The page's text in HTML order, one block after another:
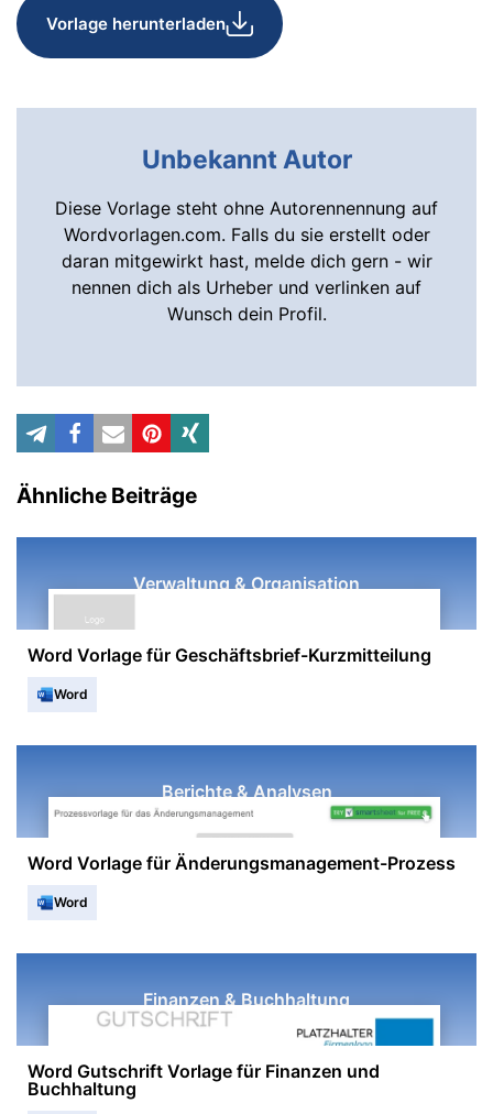
Vorlage herunterladen
Unbekannt Autor
Diese Vorlage steht ohne Autorennennung auf
Wordvorlagen.com. Falls du sie erstellt oder
daran mitgewirkt hast, melde dich gern - wir
nennen dich als Urheber und verlinken auf
Wunsch dein Profil.
Ähnliche Beiträge
Verwaltung & Organisation
Word Vorlage für Geschäftsbrief-Kurzmitteilung
Word
Berichte & Analysen
Word Vorlage für Änderungsmanagement-Prozess
Word
Finanzen & Buchhaltung
Word Gutschrift Vorlage für Finanzen und
Buchhaltung